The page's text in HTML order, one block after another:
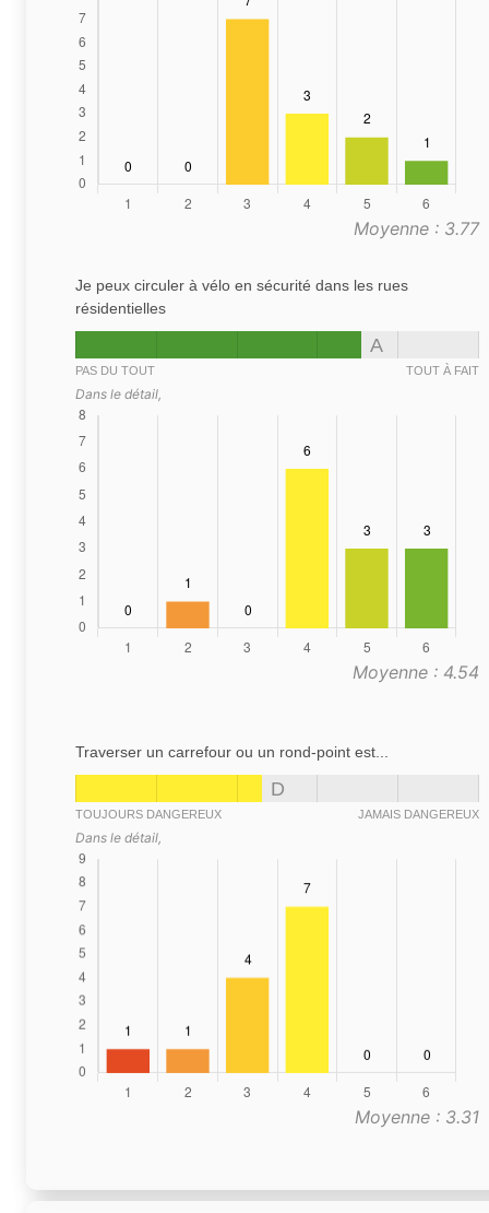
Moyenne : 3.77
Je peux circuler à vélo en sécurité dans les rues
résidentielles
A
PAS DU TOUT TOUT À FAIT
Dans le détail,
Moyenne : 4.54
Traverser un carrefour ou un rond-point est...
D
TOUJOURS DANGEREUX JAMAIS DANGEREUX
Dans le détail,
Moyenne : 3.31